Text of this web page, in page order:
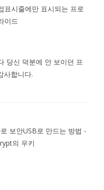
표시줄에만 표시되는 프로
이드
당신 덕분에 안 보이던 프
사합니다.
보안USB로 만드는 방법 -
의 우키